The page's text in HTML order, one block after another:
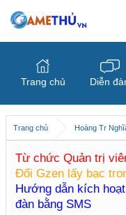
Trang chủ Hoàng Tr
Từ chức Quản trị
Đổi Gzen lấy bạc
Hướng dẫn kích
đàn bằng SMS
Trang chủ Diễn